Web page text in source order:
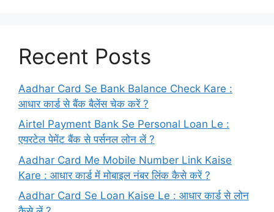
Recent Posts
Aadhar Card Se Bank Balance Check Kare :
आधार कार्ड से बैंक बैलेंस चेक करें ?
Airtel Payment Bank Se Personal Loan Le :
एयरटेल पेमेंट बैंक से पर्सनल लोन लें ?
Aadhar Card Me Mobile Number Link Kaise
Kare : आधार कार्ड में मोबाइल नंबर लिंक कैसे करें ?
Aadhar Card Se Loan Kaise Le : आधार कार्ड से लोन